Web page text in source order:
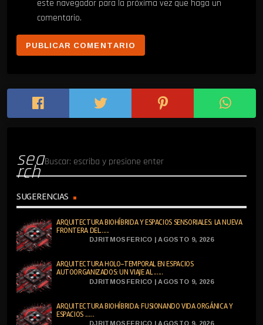
este navegador para la próxima vez que haga un
comentario.
sea
rch
SUGERENCIAS
ARQUITECTURA BIOHÍBRIDA Y ESPACIOS SENSORIALES: LA NUEVA
FRONTERA DEL......
DJRITMOSFERICO | AGOSTO 9, 2026
ARQUITECTURA HOLO-TEMPORAL EN ESPACIOS
AUTOORGANIZADOS: UN VIAJE AL ......
DJRITMOSFERICO | AGOSTO 9, 2026
ARQUITECTURA BIOHÍBRIDA: FUSIONANDO VIDA ORGÁNICA Y
ESPACIOS ......